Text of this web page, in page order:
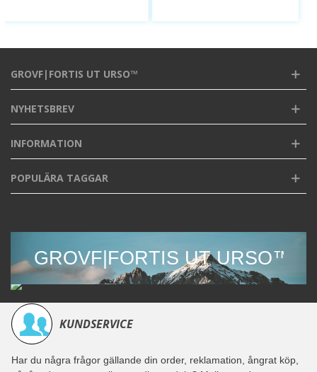
GROVF|FORTIS UT URSO™
NYHETSBREV
INFORMATION
POPULÄRA TAGGAR
GROVF|FORTIS UT URSO™
KUNDSERVICE
Har du några frågor gällande din order, reklamation, ångrat köp,